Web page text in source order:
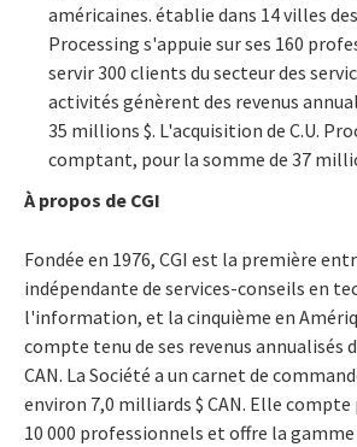
américaines. établie dans 14 villes
Processing s'appuie sur ses 160
servir 300 clients du secteur des
activités génèrent des revenus
35 millions $. L'acquisition de C.U.
comptant, pour la somme de 37
À propos de CGI
Fondée en 1976, CGI est la première
indépendante de services-conseils en
l'information, et la cinquième en
compte tenu de ses revenus annualisés
CAN. La Société a un carnet de
environ 7,0 milliards $ CAN. Elle compte
10 000 professionnels et offre la